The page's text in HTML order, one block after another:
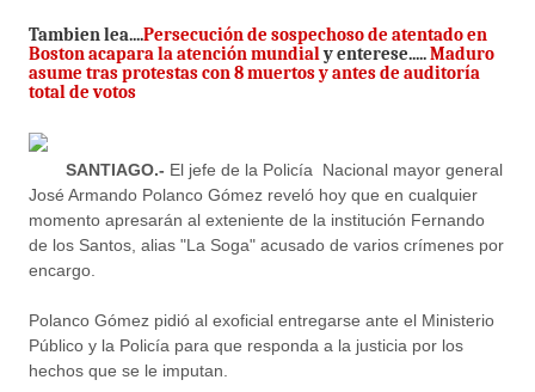
Tambien lea....Persecución de sospechoso de atentado en
Boston acapara la atención mundialy enterese.....Maduro
asume tras protestas con 8 muertos y antes de auditoría
total de votos
SANTIAGO.- El jefe de la Policía Nacional mayor general
José Armando Polanco Gómez reveló hoy que en cualquier
momento apresarán al exteniente de la institución Fernando
de los Santos, alias "La Soga" acusado de varios crímenes por
encargo.
Polanco Gómez pidió al exoficial entregarse ante el Ministerio
Público y la Policía para que responda a la justicia por los
hechos que se le imputan.